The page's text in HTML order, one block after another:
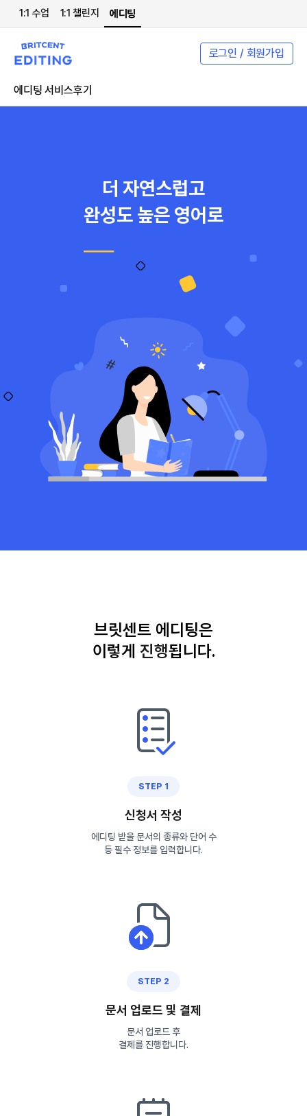
1:1 수업 1:1 챌린지 에디팅
로그인 / 회원가입
에디팅 서비스후기
더 자연스럽고
완성도 높은 영어로
브릿센트 에디팅은
이렇게 진행됩니다.
STEP 1
신청서 작성
에디팅 받을 문서의 종류와 단어 수
등 필수 정보를 입력합니다.
STEP 2
문서 업로드 및 결제
문서 업로드 후
결제를 진행합니다.